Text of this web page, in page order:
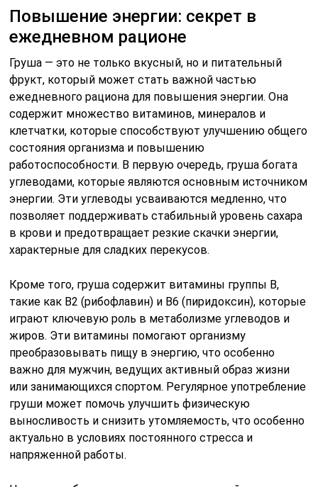
Повышение энергии: секрет в
ежедневном рационе
Груша — это не только вкусный, но и питательный
фрукт, который может стать важной частью
ежедневного рациона для повышения энергии. Она
содержит множество витаминов, минералов и
клетчатки, которые способствуют улучшению общего
состояния организма и повышению
работоспособности. В первую очередь, груша богата
углеводами, которые являются основным источником
энергии. Эти углеводы усваиваются медленно, что
позволяет поддерживать стабильный уровень сахара
в крови и предотвращает резкие скачки энергии,
характерные для сладких перекусов.
Кроме того, груша содержит витамины группы B,
такие как B2 (рибофлавин) и B6 (пиридоксин), которые
играют ключевую роль в метаболизме углеводов и
жиров. Эти витамины помогают организму
преобразовывать пищу в энергию, что особенно
важно для мужчин, ведущих активный образ жизни
или занимающихся спортом. Регулярное употребление
груши может помочь улучшить физическую
выносливость и снизить утомляемость, что особенно
актуально в условиях постоянного стресса и
напряженной работы.